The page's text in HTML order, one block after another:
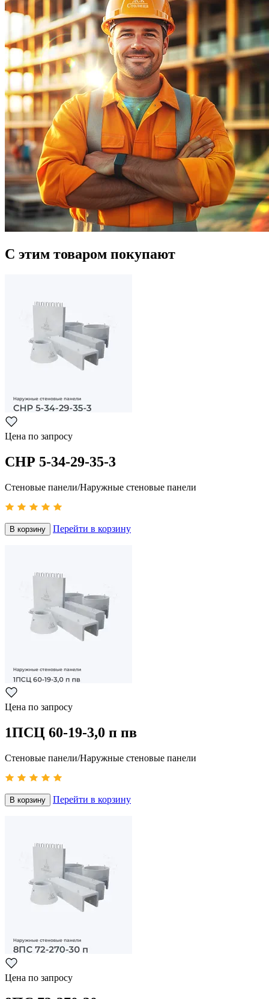
С этим товаром покупают
Цена по запросу
СНР 5-34-29-35-3
Стеновые панели/Наружные стеновые панели
В корзину Перейти в корзину
Цена по запросу
1ПСЦ 60-19-3,0 п пв
Стеновые панели/Наружные стеновые панели
В корзину Перейти в корзину
Цена по запросу